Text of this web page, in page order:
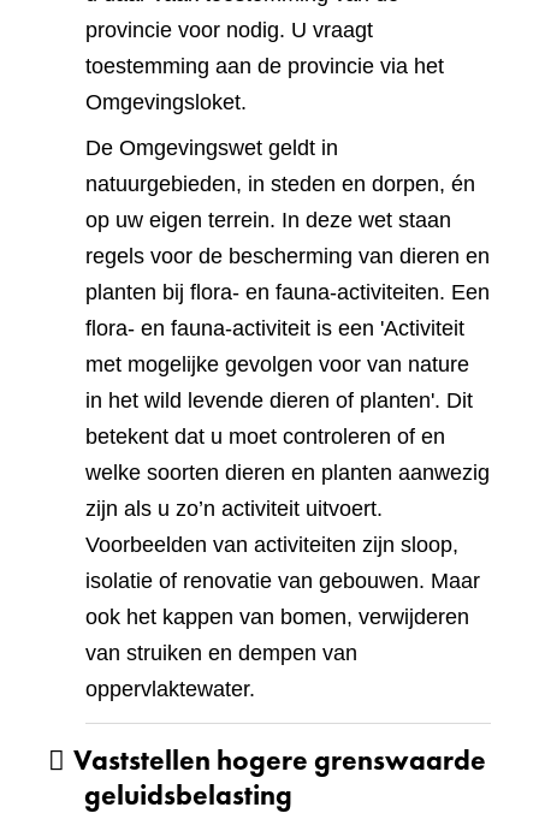
provincie voor nodig. U vraagt
toestemming aan de provincie via het
Omgevingsloket.
De Omgevingswet geldt in
natuurgebieden, in steden en dorpen, én
op uw eigen terrein. In deze wet staan
regels voor de bescherming van dieren en
planten bij flora- en fauna-activiteiten. Een
flora- en fauna-activiteit is een 'Activiteit
met mogelijke gevolgen voor van nature
in het wild levende dieren of planten'. Dit
betekent dat u moet controleren of en
welke soorten dieren en planten aanwezig
zijn als u zo’n activiteit uitvoert.
Voorbeelden van activiteiten zijn sloop,
isolatie of renovatie van gebouwen. Maar
ook het kappen van bomen, verwijderen
van struiken en dempen van
oppervlaktewater.
Vaststellen hogere grenswaarde
geluidsbelasting